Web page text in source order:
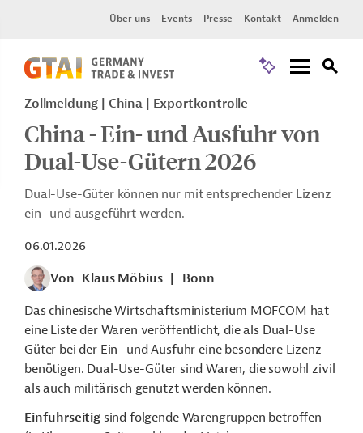
Über uns Events Presse Kontakt Anmelden
Zollmeldung China Exportkontrolle
China - Ein- und Ausfuhr von
Dual-Use-Gütern 2026
Dual-Use-Güter können nur mit entsprechender Lizenz
ein- und ausgeführt werden.
06.01.2026
Von Klaus Möbius
Bonn
Das chinesische Wirtschaftsministerium MOFCOM hat
eine Liste der Waren veröffentlicht, die als Dual-Use
Güter bei der Ein- und Ausfuhr eine besondere Lizenz
benötigen. Dual-Use-Güter sind Waren, die sowohl zivil
als auch militärisch genutzt werden können.
Einfuhrseitigsind folgende Warengruppen betroffen